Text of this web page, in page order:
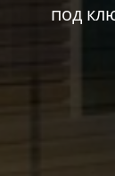
под